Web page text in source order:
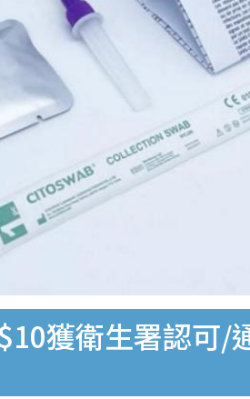
獲衛生署認可/